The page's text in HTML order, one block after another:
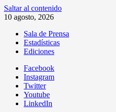
Saltar al contenido
10 agosto, 2026
Sala de Prensa
Estadísticas
Ediciones
Facebook
Instagram
Twitter
Youtube
LinkedIn